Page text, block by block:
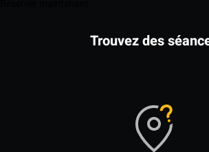
Trouvez des